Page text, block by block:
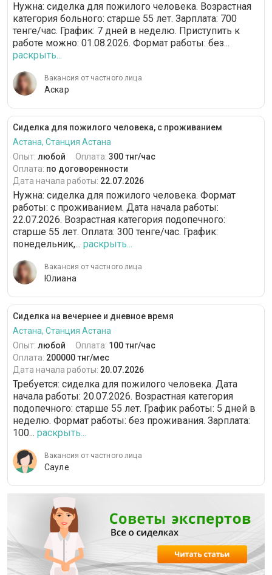
Нужна: сиделка для пожилого человека. Возрастная
категория больного: cтарше 55 лет. Зарплата: 700
тенге/час. График: 7 дней в неделю. Приступить к
работе можно: 01.08.2026. Формат работы: без...
раскрыть...
Вакансия от частного лица
Аскар
Сиделка для пожилого человека, с проживанием
Астана, Станция Астана
Опыт: любой Оплата: 300 тнг/час
Оплата: по договоренности
Дата начала работы: 22.07.2026
Нужна: сиделка для пожилого человека. Формат
работы: c проживанием. Дата начала работы:
22.07.2026. Возрастная категория подопечного:
cтарше 55 лет. Оплата: 300 тенге/час. График:
понедельник,... раскрыть...
Вакансия от частного лица
Юлиана
Сиделка на вечернее и дневное время
Астана, Станция Астана
Опыт: любой Оплата: 100 тнг/час
Оплата: 200000 тнг/мес
Дата начала работы: 20.07.2026
Требуется: сиделка для пожилого человека. Дата
начала работы: 20.07.2026. Возрастная категория
подопечного: cтарше 55 лет. График работы: 5 дней в
неделю. Формат работы: без проживания. Зарплата:
100... раскрыть...
Вакансия от частного лица
Сауле